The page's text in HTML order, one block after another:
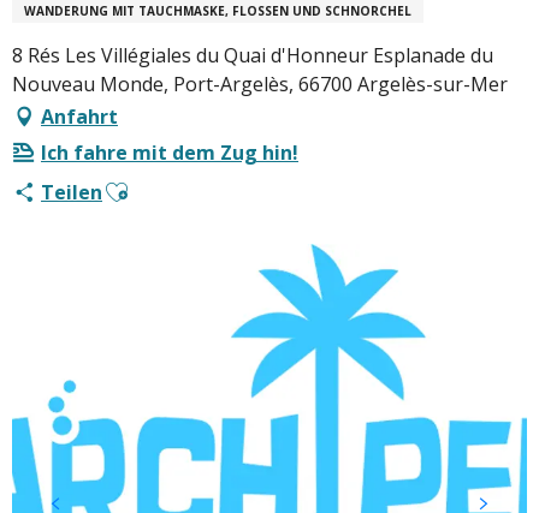
WANDERUNG MIT TAUCHMASKE, FLOSSEN UND SCHNORCHEL
8 Rés Les Villégiales du Quai d'Honneur Esplanade du
Nouveau Monde, Port-Argelès, 66700 Argelès-sur-Mer
Anfahrt
Ich fahre mit dem Zug hin!
TeilenAjouter aux favoris